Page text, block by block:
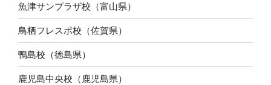
魚津サンプラザ校（富山県）
鳥栖フレスポ校（佐賀県）
鴨島校（徳島県）
鹿児島中央校（鹿児島県）